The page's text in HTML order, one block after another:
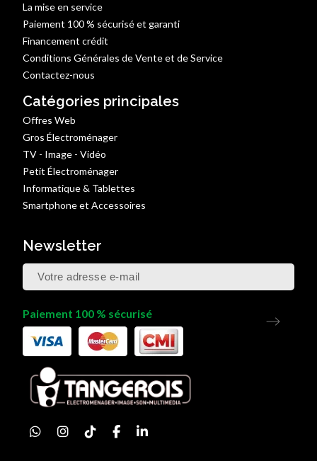
La mise en service
Paiement 100 % sécurisé et garanti
Financement crédit
Conditions Générales de Vente et de Service
Contactez-nous
Catégories principales
Offres Web
Gros Électroménager
TV - Image - Vidéo
Petit Électroménager
Informatique & Tablettes
Smartphone et Accessoires
Newsletter
Paiement 100 % sécurisé